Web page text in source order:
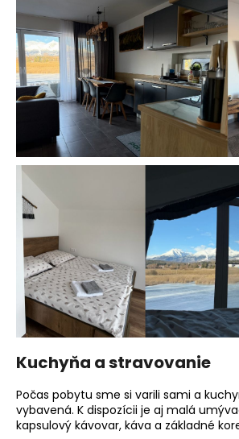
Kuchyňa a stravovanie
Počas pobytu sme si varili sami a
vybavená. K dispozícii je aj malá
kapsulový kávovar, káva a základné